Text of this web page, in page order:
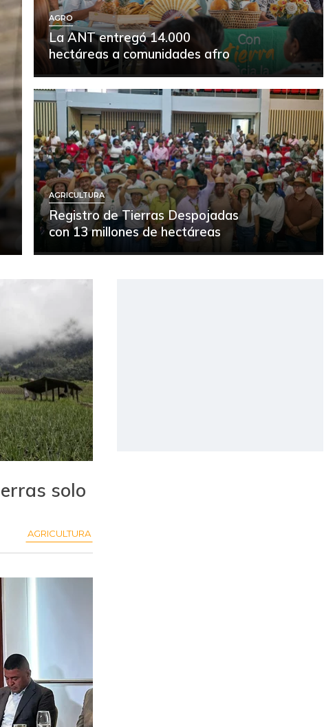
AGRO
La ANT entregó 14.000
hectáreas a comunidades afro
AGRICULTURA
Registro de Tierras Despojadas
con 13 millones de hectáreas
solo
AGRICULTURA